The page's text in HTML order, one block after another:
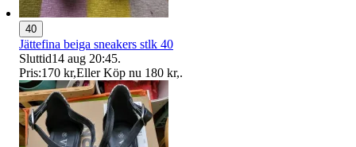
40
Jättefina beiga sneakers stlk 40
Sluttid14 aug 20:45.
Pris:170 kr,Eller Köp nu 180 kr,.